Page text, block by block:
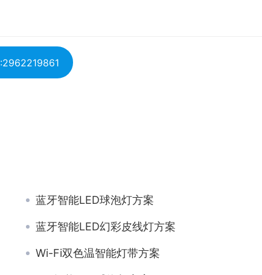
:2962219861
蓝牙智能LED球泡灯方案
蓝牙智能LED幻彩皮线灯方案
Wi-Fi双色温智能灯带方案